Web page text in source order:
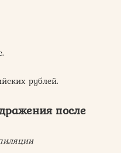
рублей.
после